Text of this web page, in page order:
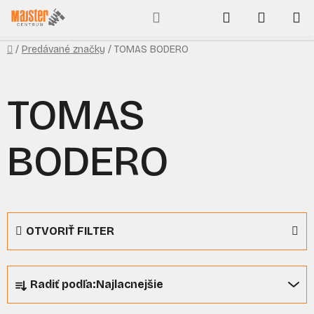
Prejsť
na
obsah
Hľadať
KOŠÍK
Domov
/ Predávané značky / TOMAS BODERO
TOMAS
BODERO
OTVORIŤ FILTER
a
Radiť podľa:Najlacnejšie